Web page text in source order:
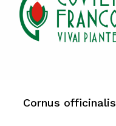
Cornus officinalis